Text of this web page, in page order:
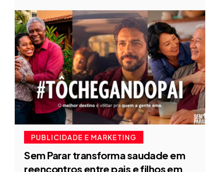
PUBLICIDADE E MARKETING
Sem Parar transforma saudade em
reencontros entre pais e filhos em